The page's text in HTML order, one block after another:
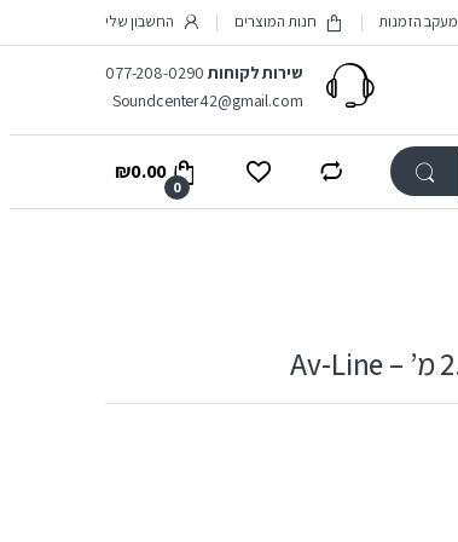
מעקב הזמנות חנות המוצרים החשבון שלי
שירות לקוחות077-208-0290
Soundcenter42@gmail.com
0
₪0.00